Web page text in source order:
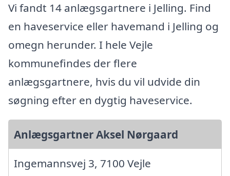
Vi fandt 14 anlægsgartnere i Jelling. Find
en haveservice eller havemand i Jelling og
omegn herunder. I hele Vejle
kommunefindes der flere
anlægsgartnere, hvis du vil udvide din
søgning efter en dygtig haveservice.
Anlægsgartner Aksel Nørgaard
Ingemannsvej 3, 7100 Vejle